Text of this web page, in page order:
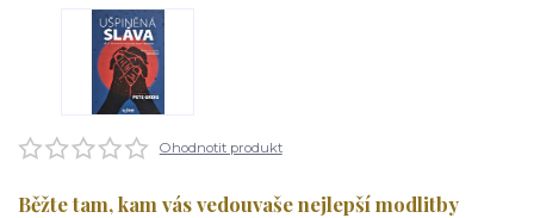
Ohodnotit produkt
Běžte tam, kam vás vedouvaše nejlepší modlitby